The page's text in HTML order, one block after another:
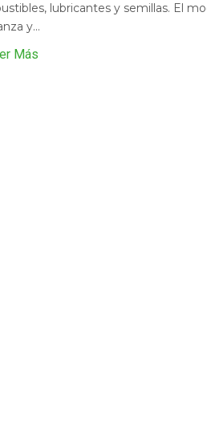
lubricantes y semillas. El
y...
Más